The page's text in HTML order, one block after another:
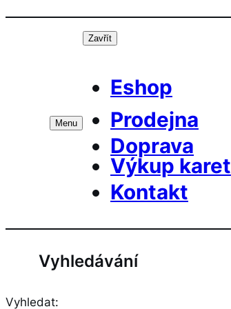
Přeskočit
Menu
Zavřít
Eshop
Prodejna
Doprava
Výkup karet
Kontakt
Vyhledávání
Vyhledat: